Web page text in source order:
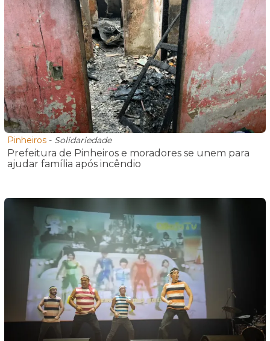
Pinheiros - Solidariedade
Prefeitura de Pinheiros e moradores se unem para
ajudar família após incêndio